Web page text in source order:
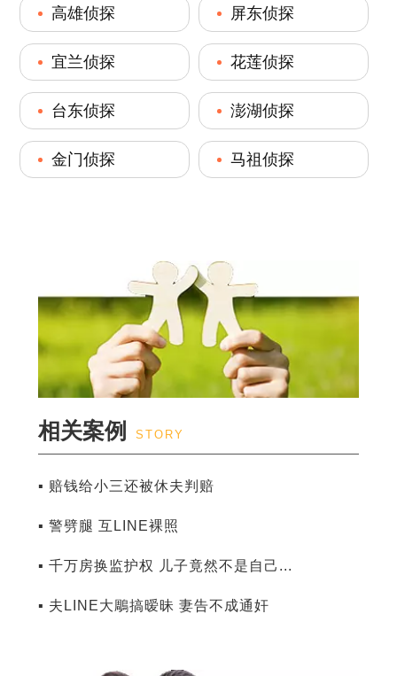
高雄侦探 屏东侦探
宜兰侦探 花莲侦探
台东侦探 澎湖侦探
金门侦探 马祖侦探
相关案例 STORY
▪ 赔钱给小三还被休夫判赔
▪ 警劈腿 互LINE裸照
▪ 千万房换监护权 儿子竟然不是自己...
▪ 夫LINE大鵰搞暧昧 妻告不成通奸